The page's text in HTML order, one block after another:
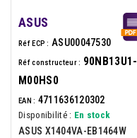
ASUS
Réf ECP : ASU00047530
Réf constructeur : 90NB13U1-
M00HS0
EAN : 4711636120302
Disponibilité : En stock
ASUS X1404VA-EB1464W